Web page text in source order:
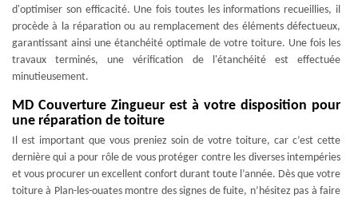
d'optimiser son efficacité. Une fois toutes les informations recueillies, il
procède à la réparation ou au remplacement des éléments défectueux,
garantissant ainsi une étanchéité optimale de votre toiture. Une fois les
travaux terminés, une vérification de l'étanchéité est effectuée
minutieusement.
MD Couverture Zingueur est à votre disposition pour
une réparation de toiture
Il est important que vous preniez soin de votre toiture, car c’est cette
dernière qui a pour rôle de vous protéger contre les diverses intempéries
et vous procurer un excellent confort durant toute l’année. Dès que votre
toiture à Plan-les-ouates montre des signes de fuite, n’hésitez pas à faire